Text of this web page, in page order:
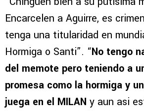
Encarcelen a Aguirre, es
tenga una titularidad en
Hormiga o Santi”. “No tengo
del memote pero teniendo a
promesa como la hormiga y
juega en el MILAN y aun asi